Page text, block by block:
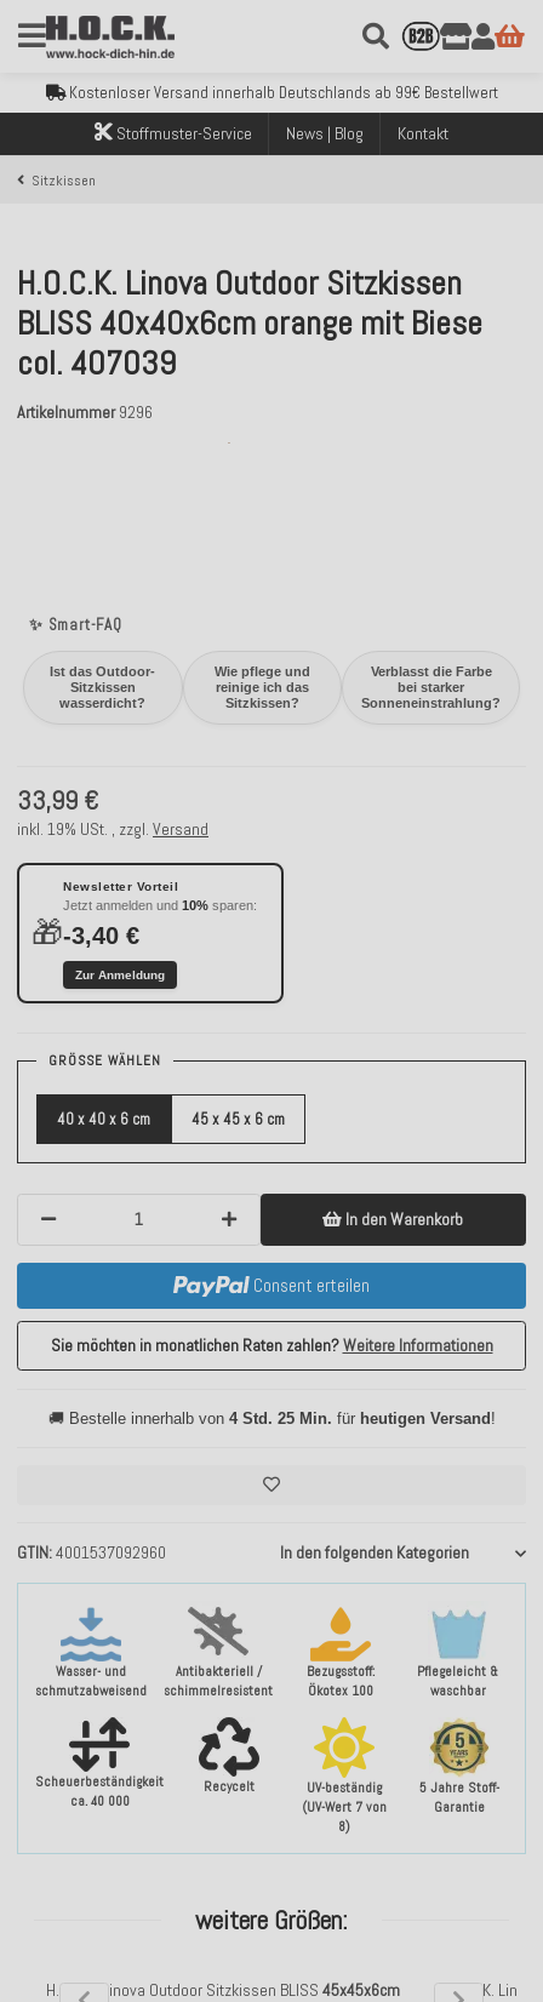
Kostenloser Versand innerhalb Deutschlands ab 99€ Bestellwert
Über 120.000 erfolgreich versendete Bestellungen
Kostenloser Versand innerhalb Deutschlands ab 99€ Bestellwert
Über 120.000 erfolgreich versendete Bestellungen
Sicher bezahlen mit Klarna, PayPal & Amazon Pay
Kostenloser Versand innerhalb Deutschlands ab 99€ Bestellwert
Stoffmuster-Service News | Blog Kontakt
Sitzkissen
✨ Smart-FAQ
Ist das Outdoor-
Sitzkissen
wasserdicht?
Wie pflege und
reinige ich das
Sitzkissen?
Verblasst die Farbe
bei starker
Sonneneinstrahlung?
H.O.C.K. Linova Outdoor Sitzkissen
BLISS 40x40x6cm orange mit Biese
col. 407039
Artikelnummer 9296
Wasser- und
schmutzabweisend
Antibakteriell /
schimmelresistent
Bezugsstoff:
Ökotex 100
Pflegeleicht &
waschbar
Scheuerbeständigkeit
ca. 40 000
Recycelt
UV-beständig
(UV-Wert 7 von
8)
5 Jahre Stoff-
Garantie
GTIN 4001537092960 In den folgenden Kategorien
33,99 €
inkl. 19% USt. , zzgl. Versand
🎁
Newsletter Vorteil
Jetzt anmelden und 10% sparen:
-3,40 €
Zur Anmeldung
GRÖSSE WÄHLEN
40 x 40 x 6 cm 45 x 45 x 6 cm
In den Warenkorb
Consent erteilen
Sie möchten in monatlichen Raten zahlen?Weitere Informationen
🚚 Bestelle innerhalb von 4 Std. 25 Min. für heutigen Versand!
weitere Größen:
H.O.C.K. Linova Outdoor Sitzkissen BLISS 45x45x6cm
H.O.C.K.